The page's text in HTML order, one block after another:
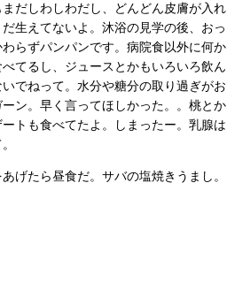
だしわしわだし、どんどん皮膚が入れ
生えてないよ。沐浴の見学の後、おっ
らずパンパンです。病院食以外に何か
てるし、ジュースとかもいろいろ飲ん
でねって。水分や糖分の取り過ぎがお
ン。早く言ってほしかった。。桃とか
トも食べてたよ。しまったー。乳腺は
げたら昼食だ。サバの塩焼きうまし。